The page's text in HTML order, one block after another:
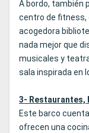
A bordo, también
centro de fitness,
acogedora
nada mejor que
musicales y
sala inspirada en
3- Restaurantes,
Este barco
ofrecen una